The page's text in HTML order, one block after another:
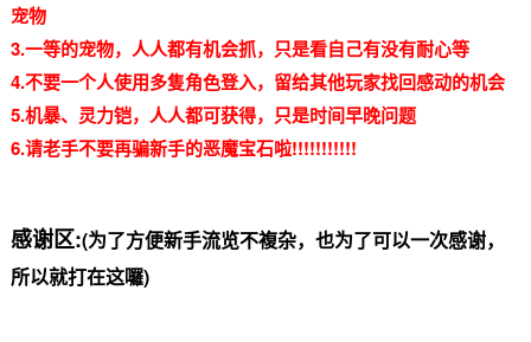
宠物
3.一等的宠物，人人都有机会抓，只是看自己有没有耐心等
4.不要一个人使用多隻角色登入，留给其他玩家找回感动的机会
5.机暴、灵力铠，人人都可获得，只是时间早晚问题
6.请老手不要再骗新手的恶魔宝石啦!!!!!!!!!!!
感谢区:(为了方便新手流览不複杂，也为了可以一次感谢，
所以就打在这囉)